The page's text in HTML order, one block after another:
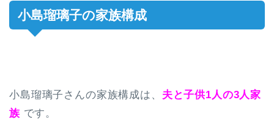
小島瑠璃子の家族構成
小島瑠璃子さんの家族構成は、 夫と子供1人の3人家
族 です。